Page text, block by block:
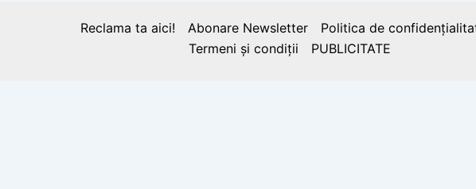
Reclama ta aici! Abonare Newsletter
Politica de
Termeni și condiții
PUBLICITATE